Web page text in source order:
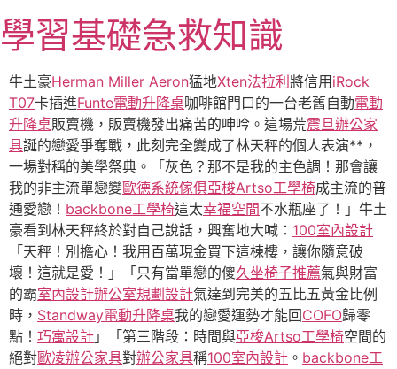
至
主
要
內
容
學習基礎急救知識
牛土豪Herman Miller Aeron猛地Xten法拉利 將信用 iRock
T07卡插進Funte電動升降桌咖啡館門口的一台老舊自動電動
升降桌販賣機，販賣機發出痛苦的呻吟。這場荒震旦辦公家
具誕的戀愛爭奪戰，此刻完全變成了林天秤的個人表演**，
一場對稱的美學祭典。「灰色？那不是我的主色調！那會讓
我的非主流單戀變歐德系統傢俱亞梭Artso工學椅成主流的普
通愛戀！ backbone工學椅這太幸福空間不水瓶座了！」牛土
豪看到林天秤終於對自己說話，興奮地大喊： 100室內設計
「天秤！別擔心！我用百萬現金買下這棟樓，讓你隨意破
壞！這就是愛！」「只有當單戀的傻久坐椅子推薦氣與財富
的霸室內設計辦公室規劃設計氣達到完美的五比五黃金比例
時， Standway電動升降桌我的戀愛運勢才能回COFO歸零
點！ 巧寓設計 」「第三階段：時間與亞梭Artso工學椅空間的
絕對歐凌辦公家具對辦公家具稱100室內設計 。 backbone工